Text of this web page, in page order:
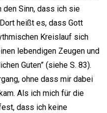
den Sinn, dass ich sie
heißt es, dass Gott
Kreislauf sich
lebendigen Zeugen und
Guten” (siehe S. 83).
ohne dass mir dabei
Als ich mich für die
dass ich keine